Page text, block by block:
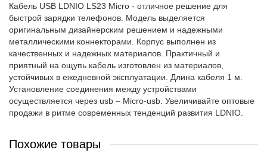
Кабель USB LDNIO LS23 Micro - отличное решение для
быстрой зарядки телефонов. Модель выделяется
оригинальным дизайнерским решением и надежными
металлическими коннекторами. Корпус выполнен из
качественных и надежных материалов. Практичный и
приятный на ощупь кабель изготовлен из материалов,
устойчивых в ежедневной эксплуатации. Длина кабеля 1 м.
Установление соединения между устройствами
осуществляется через usb – Micro-usb. Увеличивайте оптовые
продажи в ритме современных тенденций развития LDNIO.
Похожие товары